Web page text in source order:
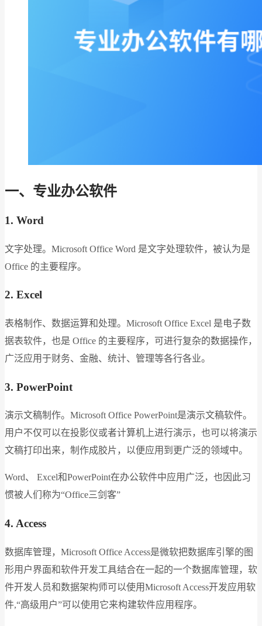
一、专业办公软件
1. Word
文字处理。Microsoft Office Word 是文字处理软件，被认为是
Office 的主要程序。
2. Excel
表格制作、数据运算和处理。Microsoft Office Excel 是电子数
据表软件，也是 Office 的主要程序，可进行复杂的数据操作，
广泛应用于财务、金融、统计、管理等各行各业。
3. PowerPoint
演示文稿制作。Microsoft Office PowerPoint是演示文稿软件。
用户不仅可以在投影仪或者计算机上进行演示，也可以将演示
文稿打印出来，制作成胶片，以便应用到更广泛的领域中。
Word、 Excel和PowerPoint在办公软件中应用广泛，也因此习
惯被人们称为“Office三剑客”
4. Access
数据库管理，Microsoft Office Access是微软把数据库引擎的图
形用户界面和软件开发工具结合在一起的一个数据库管理，软
件开发人员和数据架构师可以使用Microsoft Access开发应用软
件,“高级用户”可以使用它来构建软件应用程序。